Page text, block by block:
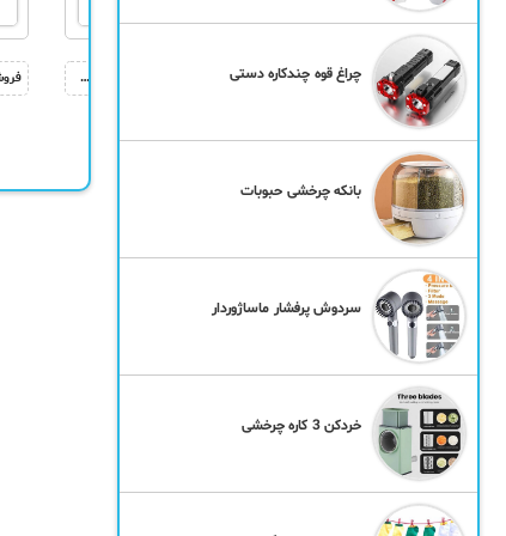
فروش آموزش کاشت و طراحی ناخن – فیلم آموزشی طراحی ناخن فروش مجموعه آشنای محبوب 1 و 2 – آموزش مسائل زناشویی
چراغ قوه چندکاره دستی
بانکه چرخشی حبوبات
سردوش پرفشار ماساژوردار
خردکن 3 کاره چرخشی